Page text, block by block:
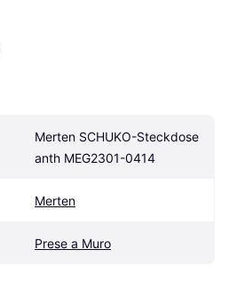
Merten SCHUKO-Steckdose
anth MEG2301-0414
Merten
Prese a Muro